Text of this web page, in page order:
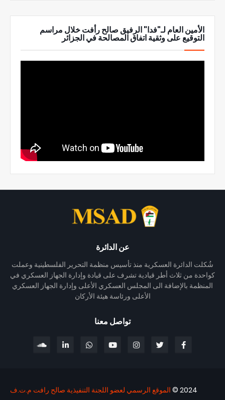
الأمين العام لـ"فدا" الرفيق صالح رأفت خلال مراسم
التوقيع على وثقية اتفاق المصالحة في الجزائر
عن الدائرة
شُكلت الدائرة العسكرية منذ تأسيس منظمة التحرير الفلسطينية وعملت
كواحدة من ثلاث أطر قيادية تشرف على قيادة وإدارة الجهاز العسكري في
المنظمة بالإضافة الى المجلس العسكري الأعلى وإدارة الجهاز العسكري
الأعلى ورئاسة هيئة الأركان
تواصل معنا
2024 © الموقع الرسمي لعضو اللجنة التنفيذية صالح رافت م.ت.ف